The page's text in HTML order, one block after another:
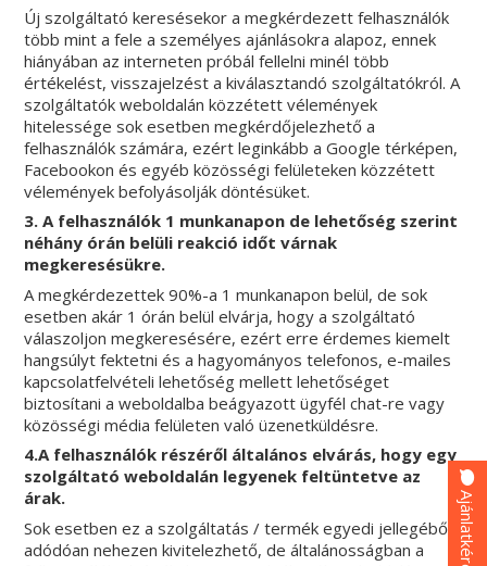
Új szolgáltató keresésekor a megkérdezett felhasználók
több mint a fele a személyes ajánlásokra alapoz, ennek
hiányában az interneten próbál fellelni minél több
értékelést, visszajelzést a kiválasztandó szolgáltatókról. A
szolgáltatók weboldalán közzétett vélemények
hitelessége sok esetben megkérdőjelezhető a
felhasználók számára, ezért leginkább a Google térképen,
Facebookon és egyéb közösségi felületeken közzétett
vélemények befolyásolják döntésüket.
3. A felhasználók 1 munkanapon de lehetőség szerint
néhány órán belüli reakció időt várnak
megkeresésükre.
A megkérdezettek 90%-a 1 munkanapon belül, de sok
esetben akár 1 órán belül elvárja, hogy a szolgáltató
válaszoljon megkeresésére, ezért erre érdemes kiemelt
hangsúlyt fektetni és a hagyományos telefonos, e-mailes
kapcsolatfelvételi lehetőség mellett lehetőséget
biztosítani a weboldalba beágyazott ügyfél chat-re vagy
közösségi média felületen való üzenetküldésre.
4.A felhasználók részéről általános elvárás, hogy egy
szolgáltató weboldalán legyenek feltüntetve az
árak.
Sok esetben ez a szolgáltatás / termék egyedi jellegéből
adódóan nehezen kivitelezhető, de általánosságban a
Ajánlatkérés